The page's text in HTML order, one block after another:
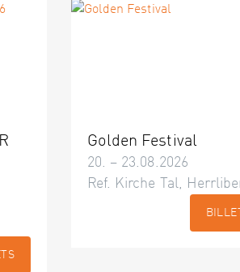
Golden Festival
20. – 23.08.2026
Ref. Kirche Tal,